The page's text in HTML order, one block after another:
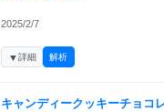
2025/2/7
▼詳細 解析
キャンディークッキーチョコ